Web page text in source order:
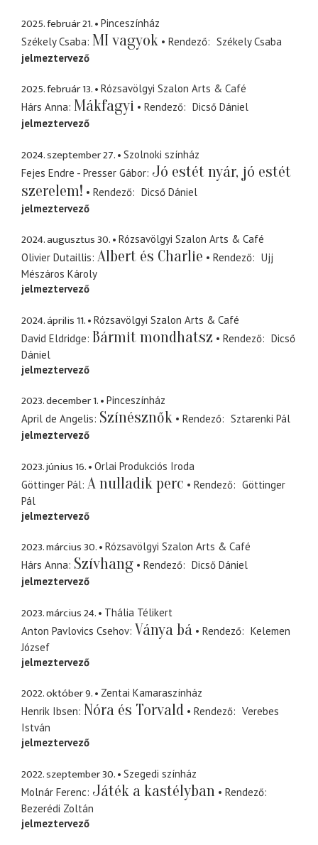
2025. február 21.
Pinceszínház
Székely Csaba MI vagyok Rendező
Székely Csaba
jelmeztervező
2025. február 13.
Rózsavölgyi Szalon Arts & Café
Hárs Anna Mákfagyi Rendező
Dicső Dániel
jelmeztervező
2024. szeptember 27.
Szolnoki színház
Fejes Endre - Presser Gábor Jó estét nyár, jó estét
szerelem!
Rendező
Dicső Dániel
jelmeztervező
2024. augusztus 30.
Rózsavölgyi Szalon Arts & Café
Olivier Dutaillis Albert és Charlie Rendező
Ujj
Mészáros Károly
jelmeztervező
2024. április 11.
Rózsavölgyi Szalon Arts & Café
David Eldridge Bármit mondhatsz Rendező
Dicső
Dániel
jelmeztervező
2023. december 1.
Pinceszínház
April de Angelis Színésznők Rendező
Sztarenki Pál
jelmeztervező
2023. június 16.
Orlai Produkciós Iroda
Göttinger Pál A nulladik perc Rendező
Göttinger
Pál
jelmeztervező
2023. március 30.
Rózsavölgyi Szalon Arts & Café
Hárs Anna Szívhang Rendező
Dicső Dániel
jelmeztervező
2023. március 24.
Thália Télikert
Anton Pavlovics Csehov Ványa bá Rendező
Kelemen
József
jelmeztervező
2022. október 9.
Zentai Kamaraszínház
Henrik Ibsen Nóra és Torvald Rendező
Verebes
István
jelmeztervező
2022. szeptember 30.
Szegedi színház
Molnár Ferenc Játék a kastélyban
Rendező
Bezerédi Zoltán
jelmeztervező